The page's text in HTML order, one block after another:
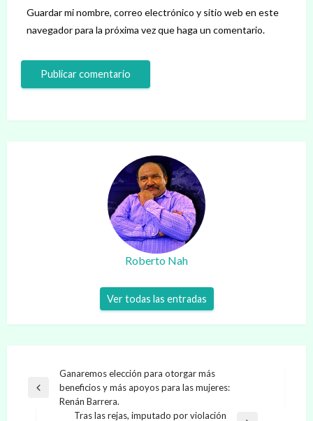
Guardar mi nombre, correo electrónico y sitio web en este
navegador para la próxima vez que haga un comentario.
Roberto Nah
Ver todas las entradas
Navegación
de
entradas
Entrada
anterior
Ganaremos elección para otorgar más
beneficios y más apoyos para las mujeres:
Renán Barrera.
Tras las rejas, imputado por violación